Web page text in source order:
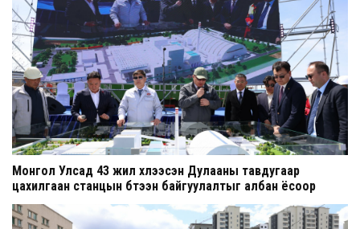
Монгол Улсад 43 жил хүлээсэн Дулааны тавдугаар
цахилгаан станцын бүтээн байгуулалтыг албан ёсоор
эхлүүллээ